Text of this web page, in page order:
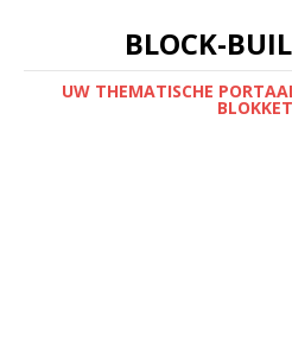
BLOCK-
UW THEMATISCHE